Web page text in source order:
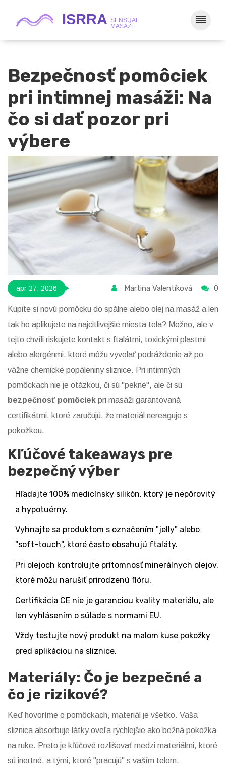
Bezpečnosť pomôciek
pri intimnej masáži: Na
čo si dať pozor pri
výbere
apr 27, 2026 Martina Valentíková 0
Kúpite si novú pomôcku do spálne alebo olej na masáž a len
tak ho aplikujete na najcitlivejšie miesta tela? Možno, ale v
tejto chvíli riskujete kontakt s ftalátmi, toxickými plastmi
alebo alergénmi, ktoré môžu vyvolať podráždenie až po
vážne chemické popáleniny sliznice. Pri intimných
pomôckach nie je otázkou, či sú "pekné", ale či sú
bezpečnosť pomôciek pri masáži garantovaná
certifikátmi, ktoré zaručujú, že materiál nereaguje s
pokožkou.
Kľúčové takeaways pre
bezpečný výber
Hľadajte 100% medicínsky silikón, ktorý je nepôrovitý
a hypotuérny.
Vyhnajte sa produktom s označením "jelly" alebo
"soft-touch", ktoré často obsahujú ftaláty.
Pri olejoch kontrolujte prítomnosť minerálnych olejov,
ktoré môžu narušiť prirodzenú flóru.
Certifikácia CE nie je garanciou kvality materiálu, ale
len vyhlásením o súlade s normami EU.
Vždy testujte nový produkt na malom kuse pokožky
pred aplikáciou na sliznice.
Materiály: Čo je bezpečné a
čo je rizikové?
Keď hovoríme o pomôckach, materiál je všetko. Vaša
sliznica absorbuje látky oveľa rýchlejšie ako bežná pokožka
na ruke. Preto je kľúčové rozlišovať medzi materiálmi, ktoré
sú inertné, a tými, ktoré "pracujú" s vaším telom.